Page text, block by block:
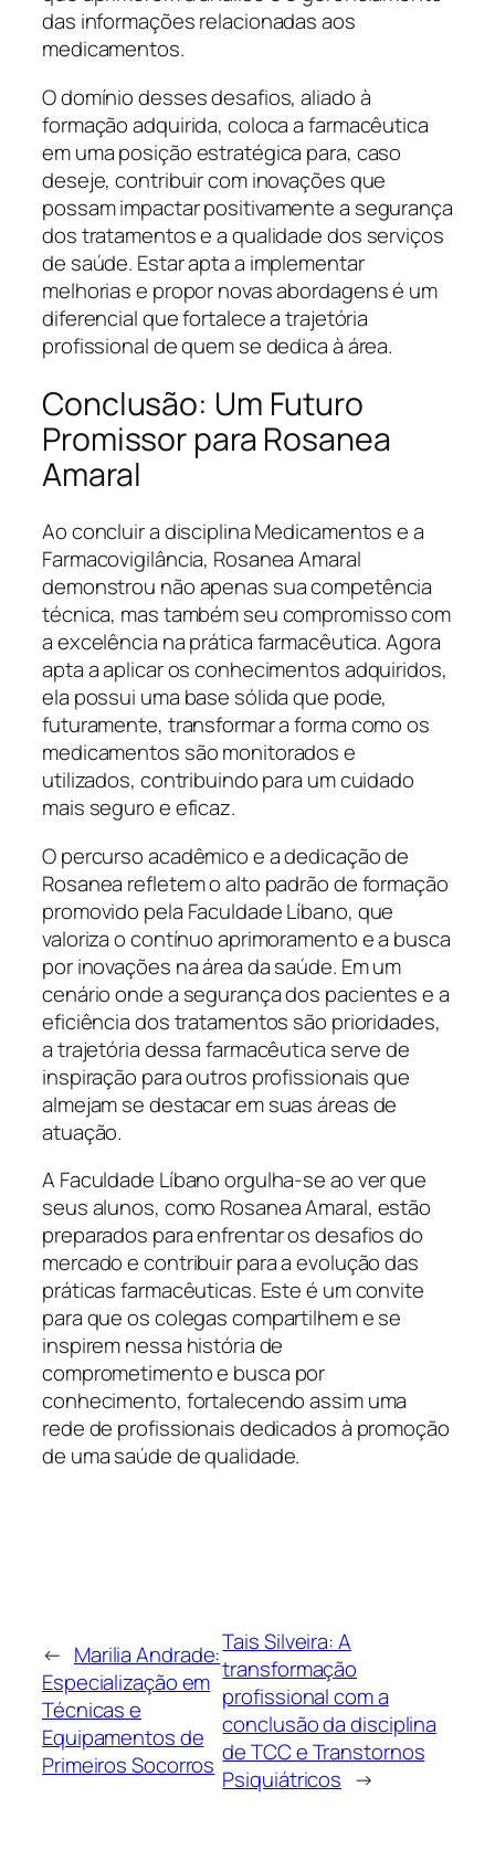
das informações relacionadas aos
medicamentos.
O domínio desses desafios, aliado à
formação adquirida, coloca a farmacêutica
em uma posição estratégica para, caso
deseje, contribuir com inovações que
possam impactar positivamente a segurança
dos tratamentos e a qualidade dos serviços
de saúde. Estar apta a implementar
melhorias e propor novas abordagens é um
diferencial que fortalece a trajetória
profissional de quem se dedica à área.
Conclusão: Um Futuro
Promissor para Rosanea
Amaral
Ao concluir a disciplina Medicamentos e a
Farmacovigilância, Rosanea Amaral
demonstrou não apenas sua competência
técnica, mas também seu compromisso com
a excelência na prática farmacêutica. Agora
apta a aplicar os conhecimentos adquiridos,
ela possui uma base sólida que pode,
futuramente, transformar a forma como os
medicamentos são monitorados e
utilizados, contribuindo para um cuidado
mais seguro e eficaz.
O percurso acadêmico e a dedicação de
Rosanea refletem o alto padrão de formação
promovido pela Faculdade Líbano, que
valoriza o contínuo aprimoramento e a busca
por inovações na área da saúde. Em um
cenário onde a segurança dos pacientes e a
eficiência dos tratamentos são prioridades,
a trajetória dessa farmacêutica serve de
inspiração para outros profissionais que
almejam se destacar em suas áreas de
atuação.
A Faculdade Líbano orgulha-se ao ver que
seus alunos, como Rosanea Amaral, estão
preparados para enfrentar os desafios do
mercado e contribuir para a evolução das
práticas farmacêuticas. Este é um convite
para que os colegas compartilhem e se
inspirem nessa história de
comprometimento e busca por
conhecimento, fortalecendo assim uma
rede de profissionais dedicados à promoção
de uma saúde de qualidade.
← Marilia Andrade:
Especialização em
Técnicas e
Equipamentos de
Primeiros Socorros
Tais Silveira: A
transformação
profissional com a
conclusão da disciplina
de TCC e Transtornos
Psiquiátricos →